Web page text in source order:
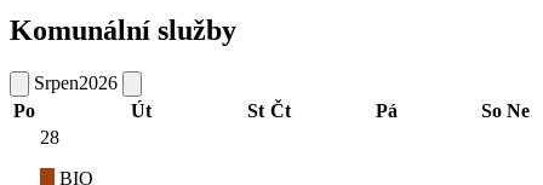
Komunální služby
Srpen2026
Po
Út St Čt Pá So Ne
28
BIO